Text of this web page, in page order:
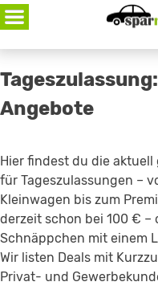
Skip
to
content
Angebote
Hier findest du die
für Tageszulassungen –
Kleinwagen bis zum
derzeit schon bei 100 €
Schnäppchen mit einem
Wir listen Deals mit
Privat- und